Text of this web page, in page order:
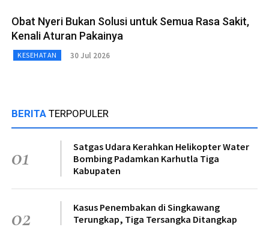
Obat Nyeri Bukan Solusi untuk Semua Rasa Sakit,
Kenali Aturan Pakainya
KESEHATAN 30 Jul 2026
BERITA TERPOPULER
01
Satgas Udara Kerahkan Helikopter Water
Bombing Padamkan Karhutla Tiga
Kabupaten
02
Kasus Penembakan di Singkawang
Terungkap, Tiga Tersangka Ditangkap